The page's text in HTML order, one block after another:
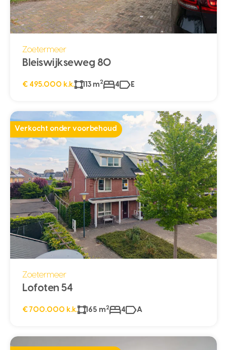
Zoetermeer
Bleiswijkseweg 80
€ 495.000 k.k. 113 m2 4 E
Verkocht onder voorbehoud
Zoetermeer
Lofoten 54
€ 700.000 k.k. 165 m2 4 A